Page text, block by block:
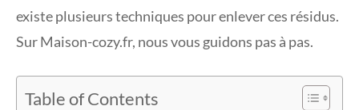
existe plusieurs techniques pour enlever ces résidus.
Sur Maison-cozy.fr, nous vous guidons pas à pas.
Table of Contents